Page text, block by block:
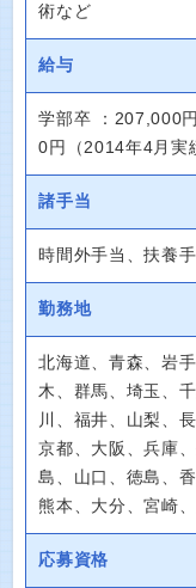
術など
給与
学部卒 ：207,000
0円（2014年4月実
諸手当
時間外手当、扶養
勤務地
北海道、青森、岩
木、群馬、埼玉、
川、福井、山梨、
京都、大阪、兵庫
島、山口、徳島、
熊本、大分、宮崎
応募資格